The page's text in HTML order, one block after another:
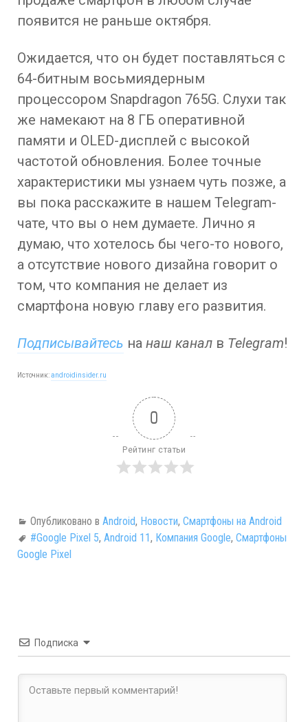
появится не раньше октября.
Ожидается, что он будет поставляться с
64-битным восьмиядерным
процессором Snapdragon 765G. Слухи так
же намекают на 8 ГБ оперативной
памяти и OLED-дисплей с высокой
частотой обновления. Более точные
характеристики мы узнаем чуть позже, а
вы пока расскажите в нашем Telegram-
чате, что вы о нем думаете. Лично я
думаю, что хотелось бы чего-то нового,
а отсутствие нового дизайна говорит о
том, что компания не делает из
смартфона новую главу его развития.
Подписывайтесь на наш канал в Telegram!
Источник:androidinsider.ru
0
Рейтинг статьи
Опубликовано в Android, Новости, Смартфоны на Android
#Google Pixel 5, Android 11, Компания Google, Смартфоны
Google Pixel
Подписка